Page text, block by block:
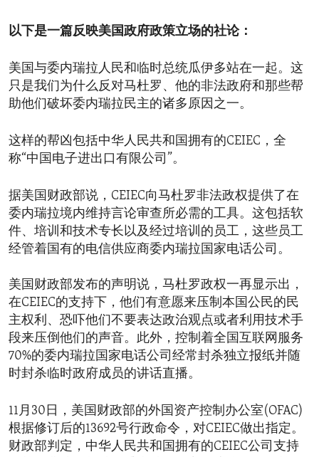
以下是一篇反映美国政府政策立场的社论：
美国与委内瑞拉人民和临时总统瓜伊多站在一起。这
只是我们为什么反对马杜罗、他的非法政府和那些帮
助他们破坏委内瑞拉民主的诸多原因之一。
这样的帮凶包括中华人民共和国拥有的CEIEC，全
称“中国电子进出口有限公司”。
据美国财政部说，CEIEC向马杜罗非法政权提供了在
委内瑞拉境内维持言论审查所必需的工具。这包括软
件、培训和技术专长以及经过培训的员工，这些员工
经管着国有的电信供应商委内瑞拉国家电话公司。
美国财政部发布的声明说，马杜罗政权一再显示出，
在CEIEC的支持下，他们有意愿来压制本国公民的民
主权利、恐吓他们不要表达政治观点或者利用技术手
段来压倒他们的声音。此外，控制着全国互联网服务
70%的委内瑞拉国家电话公司经常封杀独立报纸并随
时封杀临时政府成员的讲话直播。
11月30日，美国财政部的外国资产控制办公室(OFAC)
根据修订后的13692号行政命令，对CEIEC做出指定。
财政部判定，中华人民共和国拥有的CEIEC公司支持